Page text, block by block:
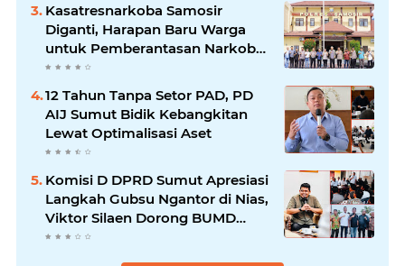
Kasatresnarkoba Samosir
Diganti, Harapan Baru Warga
untuk Pemberantasan Narkoba
Menguat
12 Tahun Tanpa Setor PAD, PD
AIJ Sumut Bidik Kebangkitan
Lewat Optimalisasi Aset
Komisi D DPRD Sumut Apresiasi
Langkah Gubsu Ngantor di Nias,
Viktor Silaen Dorong BUMD
Kelola Rumput Laut